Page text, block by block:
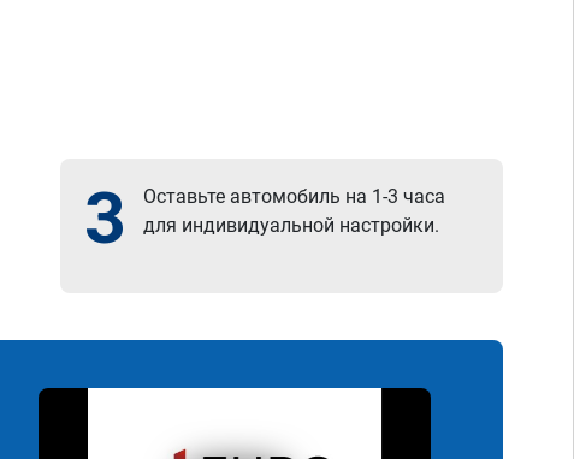
3
Оставьте автомобиль на 1-3 часа
для индивидуальной настройки.